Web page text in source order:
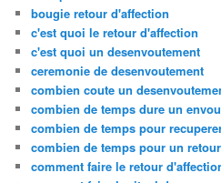
bougie retour d'affection
c'est quoi le retour d'affection
c'est quoi un desenvoutement
ceremonie de desenvoutement
combien coute un
combien de temps dure un
combien de temps pour
combien de temps pour un
comment faire le retour